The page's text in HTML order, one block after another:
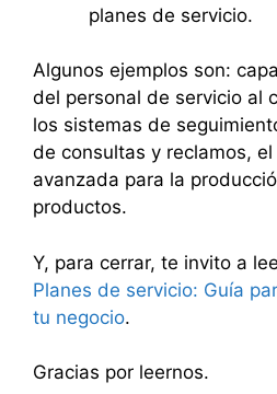
planes de servicio.
Algunos ejemplos son:
del personal de servicio al
los sistemas de
de consultas y reclamos,
avanzada para la
productos.
Y, para cerrar, te invito a
Planes de servicio: Guía
tu negocio.
Gracias por leernos.